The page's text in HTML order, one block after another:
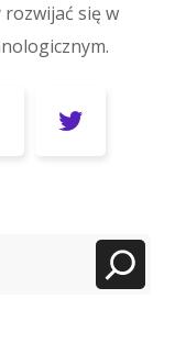
się w